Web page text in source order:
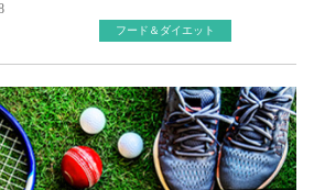
フード＆ダイエット